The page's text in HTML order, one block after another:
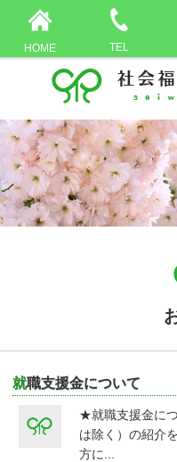
HOME TEL
就職支援金について
★就職支援金に
は除く）の紹介
方に...